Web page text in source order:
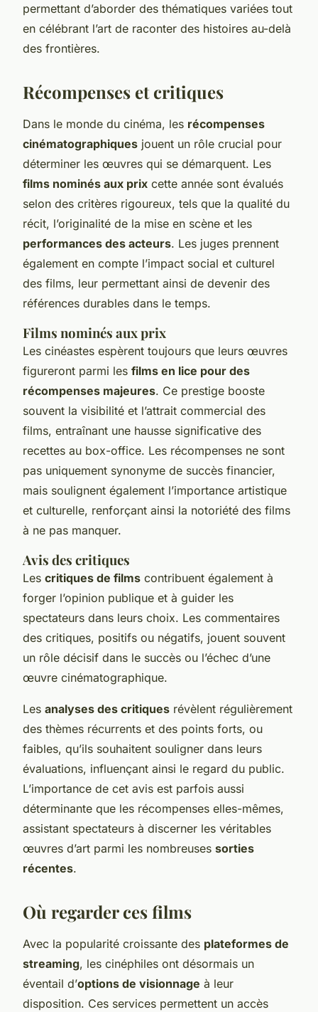
permettant d’aborder des thématiques variées tout
en célébrant l’art de raconter des histoires au-delà
des frontières.
Récompenses et critiques
Dans le monde du cinéma, les récompenses
cinématographiques jouent un rôle crucial pour
déterminer les œuvres qui se démarquent. Les
films nominés aux prix cette année sont évalués
selon des critères rigoureux, tels que la qualité du
récit, l’originalité de la mise en scène et les
performances des acteurs. Les juges prennent
également en compte l’impact social et culturel
des films, leur permettant ainsi de devenir des
références durables dans le temps.
Films nominés aux prix
Les cinéastes espèrent toujours que leurs œuvres
figureront parmi les films en lice pour des
récompenses majeures. Ce prestige booste
souvent la visibilité et l’attrait commercial des
films, entraînant une hausse significative des
recettes au box-office. Les récompenses ne sont
pas uniquement synonyme de succès financier,
mais soulignent également l’importance artistique
et culturelle, renforçant ainsi la notoriété des films
à ne pas manquer.
Avis des critiques
Les critiques de films contribuent également à
forger l’opinion publique et à guider les
spectateurs dans leurs choix. Les commentaires
des critiques, positifs ou négatifs, jouent souvent
un rôle décisif dans le succès ou l’échec d’une
œuvre cinématographique.
Les analyses des critiques révèlent régulièrement
des thèmes récurrents et des points forts, ou
faibles, qu’ils souhaitent souligner dans leurs
évaluations, influençant ainsi le regard du public.
L’importance de cet avis est parfois aussi
déterminante que les récompenses elles-mêmes,
assistant spectateurs à discerner les véritables
œuvres d’art parmi les nombreuses sorties
récentes.
Où regarder ces films
Avec la popularité croissante des plateformes de
streaming, les cinéphiles ont désormais un
éventail d’options de visionnage à leur
disposition. Ces services permettent un accès